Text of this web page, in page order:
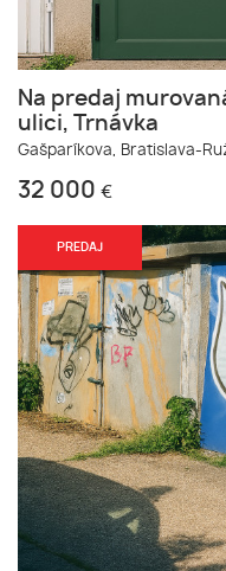
Na predaj
ulici, Trnávka
Gašparíkova, Bratislava-
32 000 €
PREDAJ